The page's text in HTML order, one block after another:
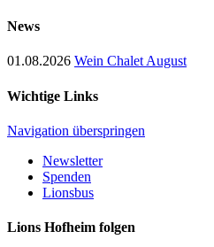
News
01.08.2026 Wein Chalet August
Wichtige Links
Navigation überspringen
Newsletter
Spenden
Lionsbus
Lions Hofheim folgen